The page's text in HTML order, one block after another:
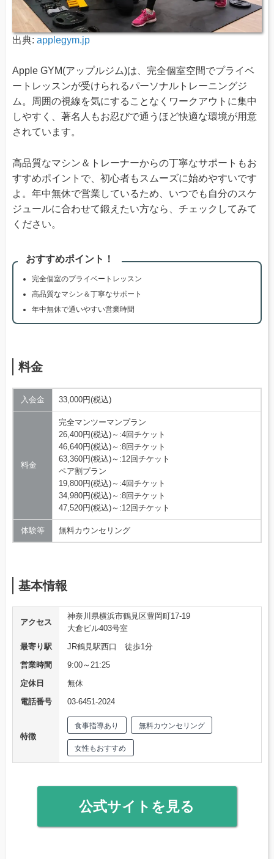
出典: applegym.jp
Apple GYM(アップルジム)は、完全個室空間でプライベ
ートレッスンが受けられるパーソナルトレーニングジ
ム。周囲の視線を気にすることなくワークアウトに集中
しやすく、著名人もお忍びで通うほど快適な環境が用意
されています。
高品質なマシン＆トレーナーからの丁寧なサポートもお
すすめポイントで、初心者もスムーズに始めやすいです
よ。年中無休で営業しているため、いつでも自分のスケ
ジュールに合わせて鍛えたい方なら、チェックしてみて
ください。
おすすめポイント！
完全個室のプライベートレッスン
高品質なマシン＆丁寧なサポート
年中無休で通いやすい営業時間
料金
入会金 33,000円(税込)
料金
完全マンツーマンプラン
26,400円(税込)～:4回チケット
46,640円(税込)～:8回チケット
63,360円(税込)～:12回チケット
ペア割プラン
19,800円(税込)～:4回チケット
34,980円(税込)～:8回チケット
47,520円(税込)～:12回チケット
体験等 無料カウンセリング
基本情報
アクセス
神奈川県横浜市鶴見区豊岡町17-19
大倉ビル403号室
最寄り駅
JR鶴見駅西口 徒歩1分
営業時間
9:00～21:25
定休日
無休
電話番号
03-6451-2024
特徴
食事指導あり 無料カウンセリング
女性もおすすめ
公式サイトを見る